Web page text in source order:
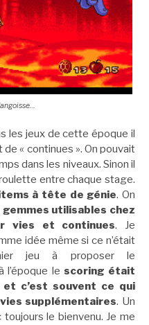
les jeux de cette époque il
« continues ». On pouvait
dans les niveaux. Sinon il
entre chaque stage.
à tête de génie. On
gemmes utilisables chez
vies et continues. Je
idée même si ce n’était
jeu à proposer le
l’époque le scoring était
c’est souvent ce qui
supplémentaires. Un
le bienvenu. Je me